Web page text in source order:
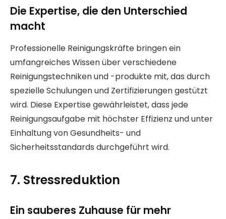
Die Expertise, die den Unterschied
macht
Professionelle Reinigungskräfte bringen ein
umfangreiches Wissen über verschiedene
Reinigungstechniken und -produkte mit, das durch
spezielle Schulungen und Zertifizierungen gestützt
wird. Diese Expertise gewährleistet, dass jede
Reinigungsaufgabe mit höchster Effizienz und unter
Einhaltung von Gesundheits- und
Sicherheitsstandards durchgeführt wird.
7. Stressreduktion
Ein sauberes Zuhause für mehr